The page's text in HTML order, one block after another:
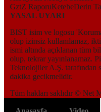
GztZ RaporuKetebeDerin
YASAL UYARI
BIST isim ve logosu
olup izinsiz kullanılamaz,
ismi altında açıklanan tüm
olup, tekrar yayınlanamaz.
Teknolojiler A.Ş. tarafından
dakika gecikmelidir.
Tüm hakları saklıdır © Net
Kapat
6698 sayılı Kişisel Verilerin